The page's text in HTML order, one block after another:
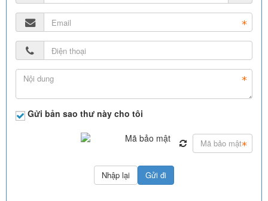
Gửi bản sao thư này cho tôi